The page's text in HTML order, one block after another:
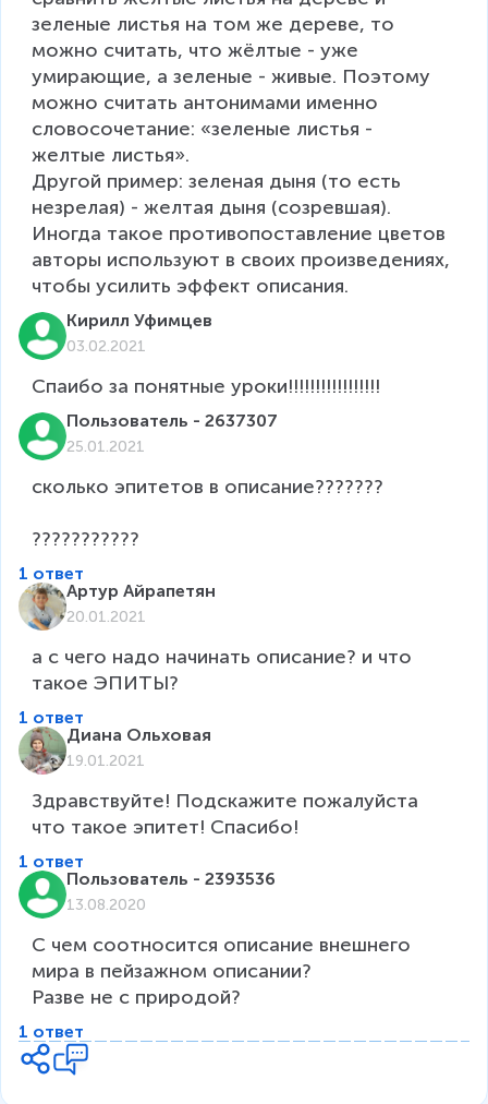
зеленые листья на том же дереве, то
можно считать, что жёлтые - уже
умирающие, а зеленые - живые. Поэтому
можно считать антонимами именно
словосочетание: «зеленые листья -
желтые листья».
Другой пример: зеленая дыня (то есть
незрелая) - желтая дыня (созревшая).
Иногда такое противопоставление цветов
авторы используют в своих произведениях,
Кирилл Уфимцев
03.02.2021
Спаибо за понятные уроки!!!!!!!!!!!!!!!!!
Пользователь - 2637307
25.01.2021
сколько эпитетов в описание???????
???????????
1 ответ
Артур Айрапетян
20.01.2021
а с чего надо начинать описание? и что
такое ЭПИТЫ?
1 ответ
Диана Ольховая
19.01.2021
Здравствуйте! Подскажите пожалуйста
что такое эпитет! Спасибо!
1 ответ
Пользователь - 2393536
13.08.2020
С чем соотносится описание внешнего
мира в пейзажном описании?
Разве не с природой?
1 ответ